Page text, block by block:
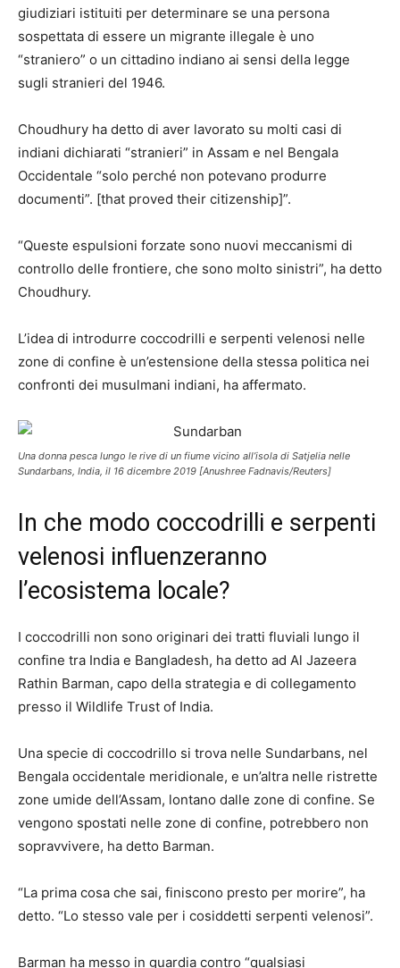
giudiziari istituiti per determinare se una persona
sospettata di essere un migrante illegale è uno
“straniero” o un cittadino indiano ai sensi della legge
sugli stranieri del 1946.
Choudhury ha detto di aver lavorato su molti casi di
indiani dichiarati “stranieri” in Assam e nel Bengala
Occidentale “solo perché non potevano produrre
documenti”. [that proved their citizenship]”.
“Queste espulsioni forzate sono nuovi meccanismi di
controllo delle frontiere, che sono molto sinistri”, ha detto
Choudhury.
L’idea di introdurre coccodrilli e serpenti velenosi nelle
zone di confine è un’estensione della stessa politica nei
confronti dei musulmani indiani, ha affermato.
Una donna pesca lungo le rive di un fiume vicino all’isola di Satjelia nelle
Sundarbans, India, il 16 dicembre 2019 [Anushree Fadnavis/Reuters]
In che modo coccodrilli e serpenti
velenosi influenzeranno
l’ecosistema locale?
I coccodrilli non sono originari dei tratti fluviali lungo il
confine tra India e Bangladesh, ha detto ad Al Jazeera
Rathin Barman, capo della strategia e di collegamento
presso il Wildlife Trust of India.
Una specie di coccodrillo si trova nelle Sundarbans, nel
Bengala occidentale meridionale, e un’altra nelle ristrette
zone umide dell’Assam, lontano dalle zone di confine. Se
vengono spostati nelle zone di confine, potrebbero non
sopravvivere, ha detto Barman.
“La prima cosa che sai, finiscono presto per morire”, ha
detto. “Lo stesso vale per i cosiddetti serpenti velenosi”.
Barman ha messo in guardia contro “qualsiasi